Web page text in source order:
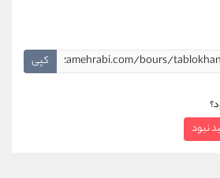
کپی
نبود